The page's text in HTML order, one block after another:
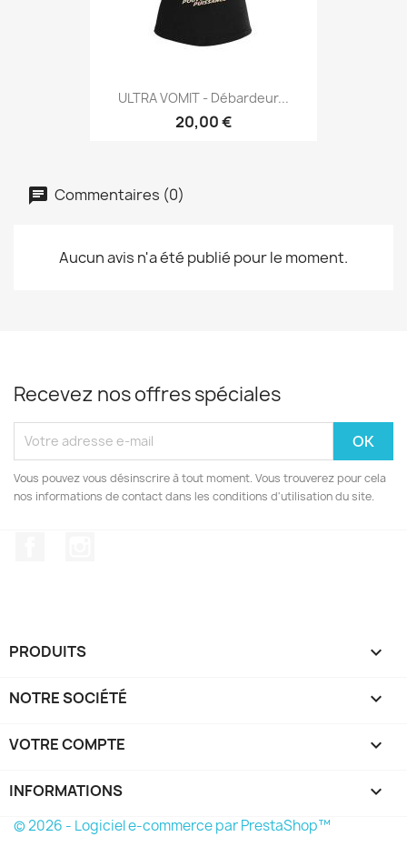
ULTRA VOMIT - Débardeur...
20,00 €
Commentaires (0)
Aucun avis n'a été publié pour le moment.
Recevez nos offres spéciales
Vous pouvez vous désinscrire à tout moment. Vous trouverez pour cela
nos informations de contact dans les conditions d'utilisation du site.
PRODUITS 
NOTRE SOCIÉTÉ 
VOTRE COMPTE 
INFORMATIONS keyboard_arrow_down
© 2026 - Logiciel e-commerce par PrestaShop™